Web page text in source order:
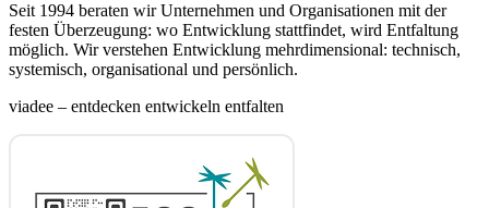
Seit 1994 beraten wir Unternehmen und Organisationen mit der
festen Überzeugung: wo Entwicklung stattfindet, wird Entfaltung
möglich. Wir verstehen Entwicklung mehrdimensional: technisch,
systemisch, organisational und persönlich.
viadee – entdecken entwickeln entfalten